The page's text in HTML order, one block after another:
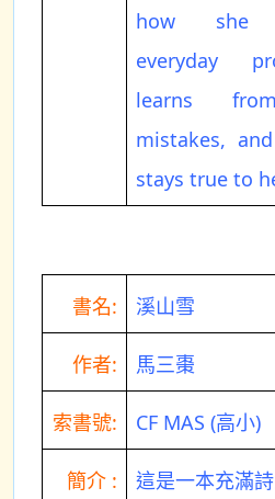
how she
everyday
learns
mistakes,
stays true to
書名: 溪山雪
作者: 馬三棗
索書號: CF MAS (高小)
簡介 :
這是一本充滿